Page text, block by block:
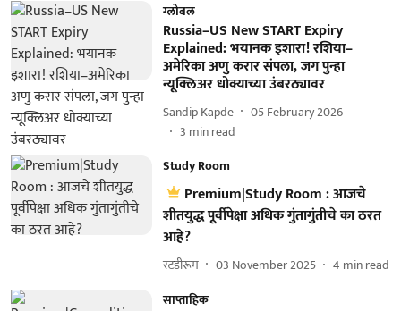
ग्लोबल
Russia–US New START Expiry
Explained: भयानक इशारा! रशिया–
अमेरिका अणु करार संपला, जग पुन्हा
न्यूक्लिअर धोक्याच्या उंबरठ्यावर
Sandip Kapde
05 February 2026
3 min read
Study Room
Premium|Study Room : आजचे
शीतयुद्ध पूर्वीपेक्षा अधिक गुंतागुंतीचे का ठरत
आहे?
स्टडीरूम 03 November 2025 4 min read
साप्ताहिक